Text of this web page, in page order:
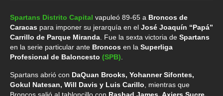
Spartans Distrito Capital vapuleó 89-65 a Broncos de
Caracas para imponer su jerarquía en el José Joaquín “Papá”
Carrillo de Parque Miranda. Fue la sexta victoria de Spartans
en la serie particular ante Broncos en la Superliga
Profesional de Baloncesto (SPB).
Spartans abrió con DaQuan Brooks, Yohanner Sifontes,
Gokul Natesan, Will Davis y Luis Carillo, mientras que